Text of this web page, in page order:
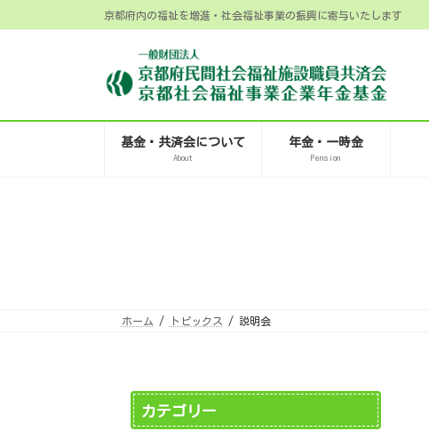
テ
プ
ゲ
動
京都府内の福祉を増進・社会福祉事業の振興に寄与いたします
基金・共済会について
About
年金・一時金
Pension
ホーム トピックス 説明会
カテゴリー